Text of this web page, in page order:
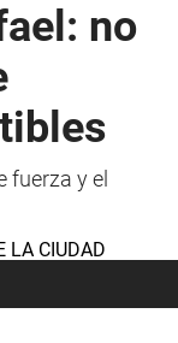
no
fuerza y el